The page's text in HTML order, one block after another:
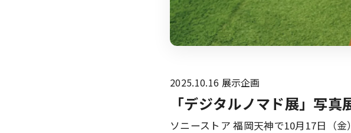
2025.10.16 展示企画
「デジタルノマド展」写
ソニーストア 福岡天神で10月17日（